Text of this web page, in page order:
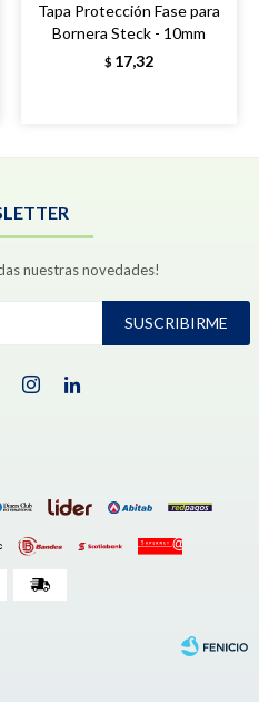
Tapa Protección Fase para
Bornera Steck - 10mm
$ 17,32
nuestras novedades!
SUSCRIBIRME
 